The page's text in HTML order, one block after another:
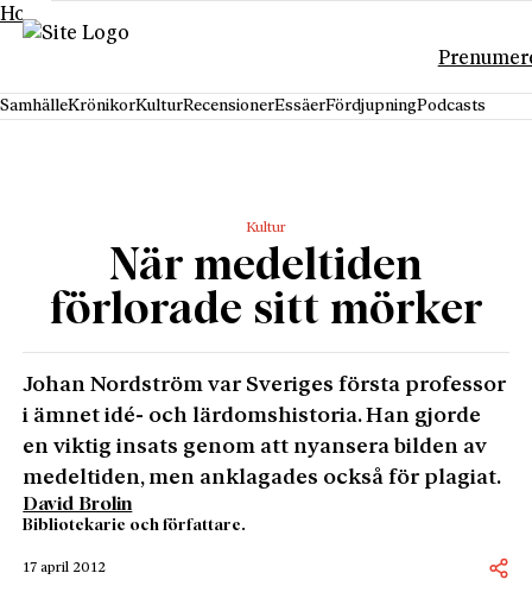
Hoppa till innehåll
SamhälleKrönikorKulturRecensionerEssäerFördjupningPodcasts
Kultur
När medeltiden
förlorade sitt mörker
Johan Nordström var Sveriges första professor
i ämnet idé- och lärdomshistoria. Han gjorde
en viktig insats genom att nyansera bilden av
medeltiden, men anklagades också för plagiat.
David Brolin
Bibliotekarie och författare.
17 april 2012